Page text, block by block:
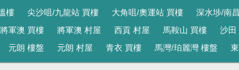
樓 尖沙咀/九龍站 買樓 大角咀/奧運站 買樓 深水埗/南
將軍澳 買樓 將軍澳 村屋 西貢 村屋 馬鞍山 買樓 沙田
元朗 樓盤 元朗 村屋 青衣 買樓 馬灣/珀麗灣 樓盤